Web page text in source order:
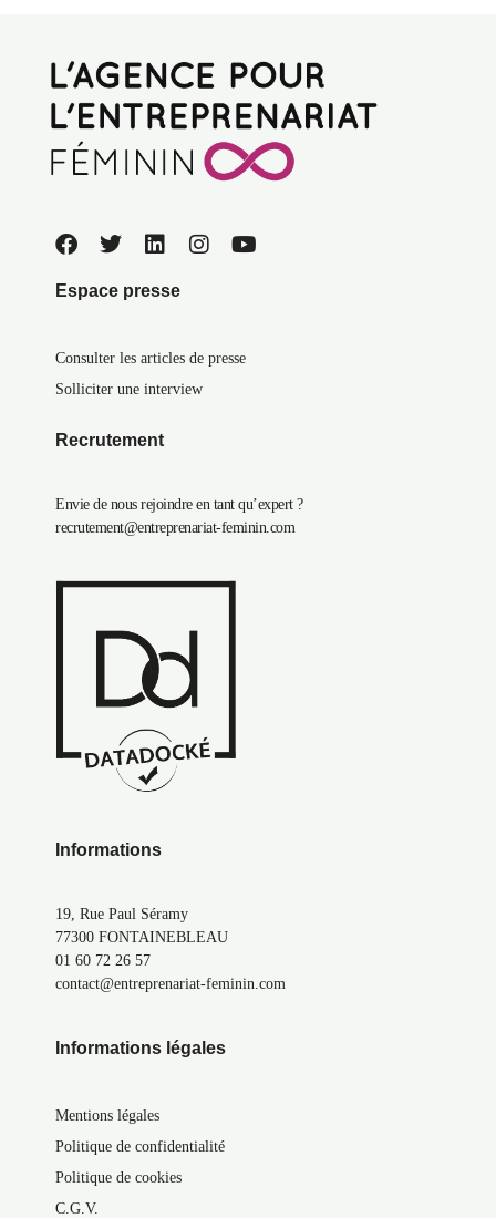
Espace presse
Consulter les articles de presse
Solliciter une interview
Recrutement
Envie de nous rejoindre en tant qu’expert ?
recrutement@entreprenariat-feminin.com
Informations
19, Rue Paul Séramy
77300 FONTAINEBLEAU
01 60 72 26 57
contact@entreprenariat-feminin.com
Informations légales
Mentions légales
Politique de confidentialité
Politique de cookies
C.G.V.